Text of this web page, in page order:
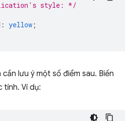
style: */
: yellow ;
cần lưu ý một số điểm sau. Biến
tính. Ví dụ: